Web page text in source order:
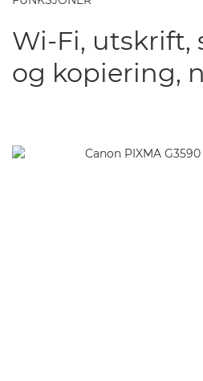
Wi-Fi, utskrift,
og kopiering,